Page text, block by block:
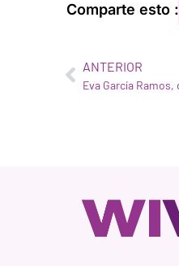
Comparte esto :
ANTERIOR